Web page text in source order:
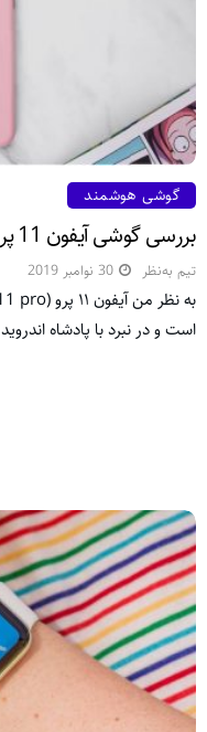
گوشی هوشمند
بررسی گوشی آیفون 11 پرو (iphone 11 Pro)
تیم به‌نظر 30 نوامبر 2019
است و در نبرد با پادشاه